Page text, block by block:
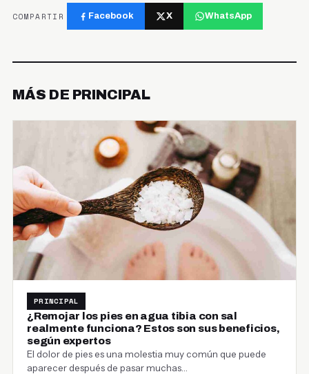
COMPARTIR Facebook X WhatsApp
MÁS DE PRINCIPAL
PRINCIPAL
¿Remojar los pies en agua tibia con sal
realmente funciona? Estos son sus beneficios,
según expertos
El dolor de pies es una molestia muy común que puede
aparecer después de pasar muchas…